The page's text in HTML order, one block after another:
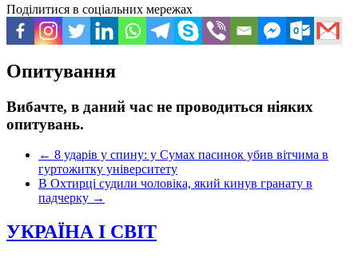
Поділитися в соціальних мережах
Опитування
Вибачте, в даний час не проводиться ніяких
опитувань.
← 8 ударів у спину: у Сумах пасинок убив вітчима в
гуртожитку університету
В Охтирці судили чоловіка, який кинув гранату в
падчерку →
УКРАЇНА І СВІТ